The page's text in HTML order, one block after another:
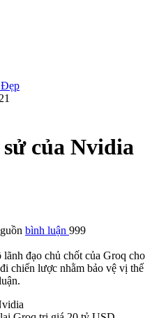
của Nvidia
bình luận 999
đạo chủ chốt của Groq cho
chiến lược nhằm bảo vệ vị thế